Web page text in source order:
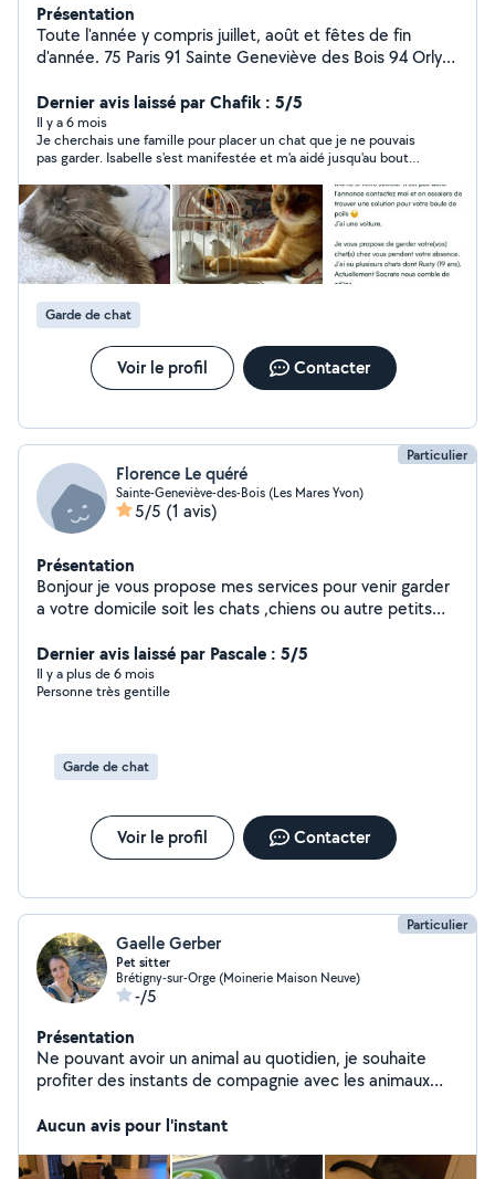
Présentation
Toute l'année y compris juillet, août et fêtes de fin
d'année. 75 Paris 91 Sainte Geneviève des Bois 94 Orly
contactez moi et on essaiera de trouver une solution
pour votre boule de poils J'ai une voiture. Je vous
propose de garder votre(vos) chat(s) et chiens pendant
votre absence. J'ai eu plusieurs chats dont Rusty (19
ans). Actuellement Socrate nous comble de câlins. Je
me ferai un plaisir de câliner votre compagnon comme il
se doit et de gérer son quotidien. Possibilité de donner
des traitements si besoin. A bientôt. Isabelle
Dernier avis laissé par Chafik : 5/5
Il y a 6 mois
Je cherchais une famille pour placer un chat que je ne pouvais
pas garder. Isabelle s'est manifestée et m'a aidé jusqu'au bout
lorsque nous avons placé le chat dans un refuge, a posté sur
ses réseaux sociaux et a passé des appels pour nous. Une
véritable amoureuse des animaux. Je vous remercie pour votre
a.
Garde de chat
Voir le profil Contacter
Particulier
Florence Le quéré
Sainte-Geneviève-des-Bois (Les Mares Yvon)
5/5 (1 avis)
Présentation
Bonjour je vous propose mes services pour venir garder
a votre domicile soit les chats ,chiens ou autre petits
animaux de compagnie dans leurs cages j adore les
animaux, ayant une grande expérience dans ce domaine
Dernier avis laissé par Pascale : 5/5
Il y a plus de 6 mois
Personne très gentille
Garde de chat
Voir le profil Contacter
Particulier
Gaelle Gerber
Pet sitter
Brétigny-sur-Orge (Moinerie Maison Neuve)
-/5
Présentation
Ne pouvant avoir un animal au quotidien, je souhaite
profiter des instants de compagnie avec les animaux
pendant l'absence des maîtres. Je suis disponible
en semaine selon les périodes.
Aucun avis pour l'instant